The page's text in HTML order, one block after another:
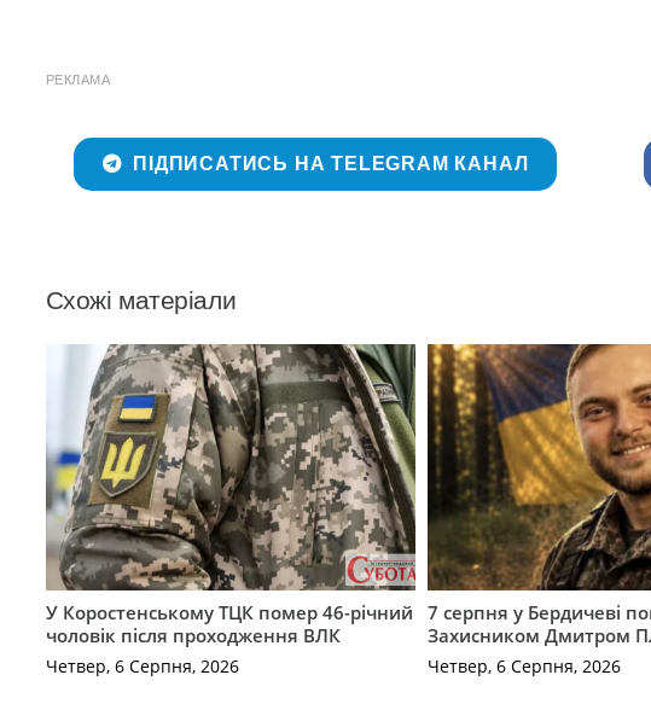
РЕКЛАМА
ПІДПИСАТИСЬ НА TELEGRAM КАНАЛ
Схожі матеріали
У Коростенському ТЦК помер 46-річний
чоловік після проходження ВЛК
Четвер, 6 Серпня, 2026
7 серпня у Бердичеві
Захисником Дмитром
Четвер, 6 Серпня, 2026